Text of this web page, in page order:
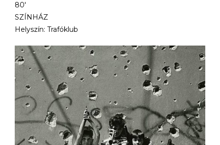
80'
SZÍNHÁZ
Helyszín: Trafóklub